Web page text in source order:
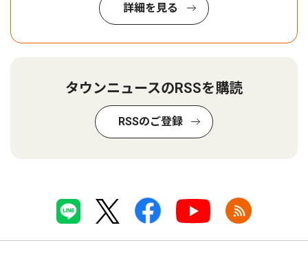
詳細を見る
タウンニュースのRSSを購読
RSSのご登録